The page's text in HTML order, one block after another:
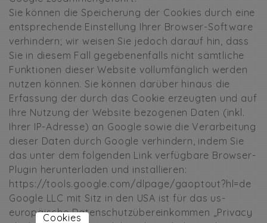
Sie können die Speicherung der Cookies durch eine
entsprechende Einstellung Ihrer Browser-Software
verhindern; wir weisen Sie jedoch darauf hin, dass
Sie in diesem Fall gegebenenfalls nicht sämtliche
Funktionen dieser Website vollumfänglich werden
nutzen können. Sie können darüber hinaus die
Erfassung der durch das Cookie erzeugten und auf
Ihre Nutzung der Website bezogenen Daten (inkl.
Ihrer IP-Adresse) an Google sowie die Verarbeitung
dieser Daten durch Google verhindern, indem Sie
das unter dem folgenden Link verfügbare Browser-
Plugin herunterladen und installieren:
https://tools.google.com/dlpage/gaoptout?hl=de
Google LLC mit Sitz in den USA ist für das us-
europäische Datenschutzübereinkommen „Privacy
Cookies